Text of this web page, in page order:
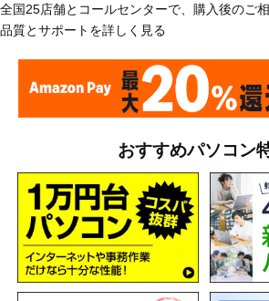
全国25店舗とコールセンターで、購入後のご
品質とサポートを詳しく見る
おすすめパソコン